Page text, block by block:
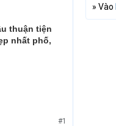
thuận tiện
nhất phố,
#1
» Vào